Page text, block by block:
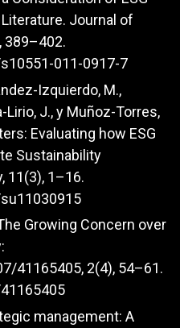
Journal of
389–402.
011-0917-7
Izquierdo, M.,
Lirio, J., y Muñoz-Torres,
Evaluating how ESG
Sustainability
11(3), 1–16.
Growing Concern over
41165405, 2(4), 54–61.
management: A